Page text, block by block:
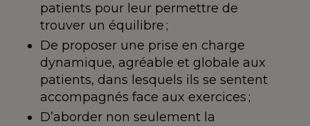
patients pour leur permettre de
trouver un équilibre ;
De proposer une prise en charge
dynamique, agréable et globale aux
patients, dans lesquels ils se sentent
accompagnés face aux exercices ;
D’aborder non seulement la